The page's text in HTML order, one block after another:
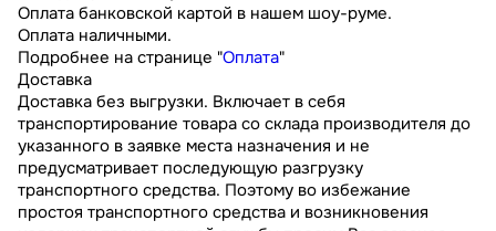
Оплата банковской картой в нашем шоу-руме.
Оплата наличными.
Подробнее на странице "Оплата"
Доставка
Доставка без выгрузки. Включает в себя
транспортирование товара со склада производителя до
указанного в заявке места назначения и не
предусматривает последующую разгрузку
транспортного средства. Поэтому во избежание
простоя транспортного средства и возникновения